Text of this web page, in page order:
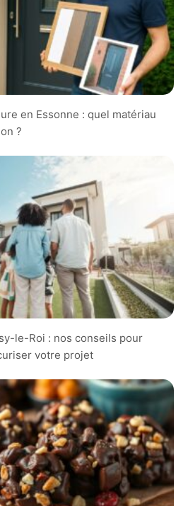
en Essonne : quel matériau
?
le-Roi : nos conseils pour
votre projet